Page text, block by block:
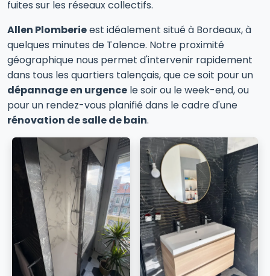
fuites sur les réseaux collectifs.
Allen Plomberieest idéalement situé à Bordeaux, à
quelques minutes de Talence. Notre proximité
géographique nous permet d'intervenir rapidement
dans tous les quartiers talençais, que ce soit pour un
dépannage en urgence le soir ou le week-end, ou
pour un rendez-vous planifié dans le cadre d'une
rénovation de salle de bain.